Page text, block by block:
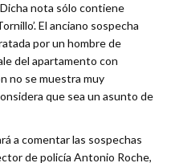
nota sólo contiene
El anciano sospecha
por un hombre de
del apartamento con
no se muestra muy
que sea un asunto de
a comentar las sospechas
de policía Antonio Roche,